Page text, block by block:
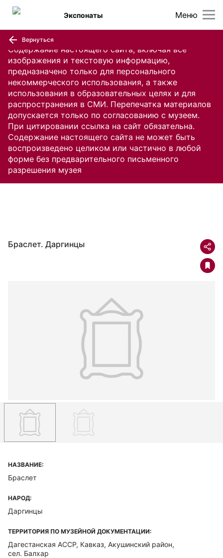
Содержание настоящего сайта, включая все
изображения и текстовую информацию,
предназначено только для персонального
некоммерческого использования, а также
использования в образовательных целях и для
распространения в СМИ. Перепечатка материалов
допускается только по согласованию с музеем.
При цитировании ссылка на сайт обязательна.
Содержание настоящего сайта не может быть
воспроизведено целиком или частично в любой
форме без предварительного письменного
разрешения музея
Меню
Экспонаты
Вернуться
Браслет. Даргинцы
НАЗВАНИЕ:
Браслет
НАРОД:
Даргинцы
ТЕРРИТОРИЯ ПО МУЗЕЙНОЙ ДОКУМЕНТАЦИИ:
Дагестанская ACCP, Кавказ, Акушинский район,
сел. Балхар